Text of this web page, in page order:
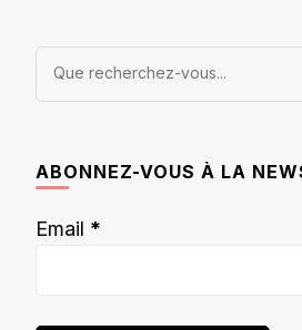
Vous
ABONNEZ-VOUS À LA
Email *